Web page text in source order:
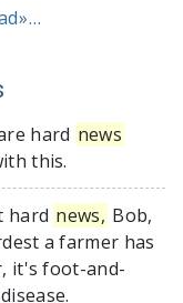
hard news
this.
hard news, Bob,
a farmer has
it's foot-and-